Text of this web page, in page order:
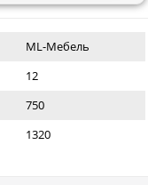
ML-Мебель
12
750
1320